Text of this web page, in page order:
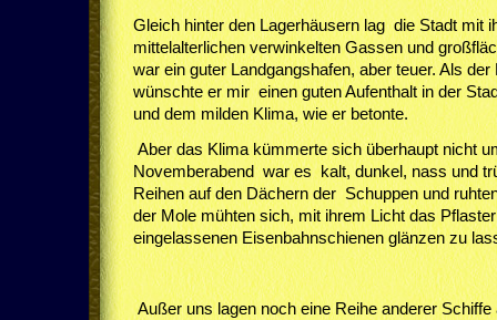
Gleich hinter den Lagerhäusern lag die Stadt mit
mittelalterlichen verwinkelten Gassen und
war ein guter Landgangshafen, aber teuer. Als
wünschte er mir einen guten Aufenthalt in der
und dem milden Klima, wie er betonte.
Aber das Klima kümmerte sich überhaupt nicht
Novemberabend war es kalt, dunkel, nass und
Reihen auf den Dächern der Schuppen und
der Mole mühten sich, mit ihrem Licht das
eingelassenen Eisenbahnschienen glänzen zu
Außer uns lagen noch eine Reihe anderer